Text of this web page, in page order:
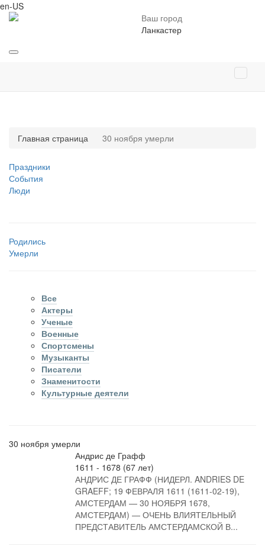
en-US
Ваш город
Ланкастер
Главная страница 30 ноября умерли
Праздники
События
Люди
Родились
Умерли
Все
Актеры
Ученые
Военные
Спортсмены
Музыканты
Писатели
Знаменитости
Культурные деятели
30 ноября умерли
Андрис де Графф
1611 - 1678 (67 лет)
АНДРИС ДЕ ГРАФФ (НИДЕРЛ. ANDRIES DE
GRAEFF; 19 ФЕВРАЛЯ 1611 (1611-02-19),
АМСТЕРДАМ — 30 НОЯБРЯ 1678,
АМСТЕРДАМ) — ОЧЕНЬ ВЛИЯТЕЛЬНЫЙ
ПРЕДСТАВИТЕЛЬ АМСТЕРДАМСКОЙ В...